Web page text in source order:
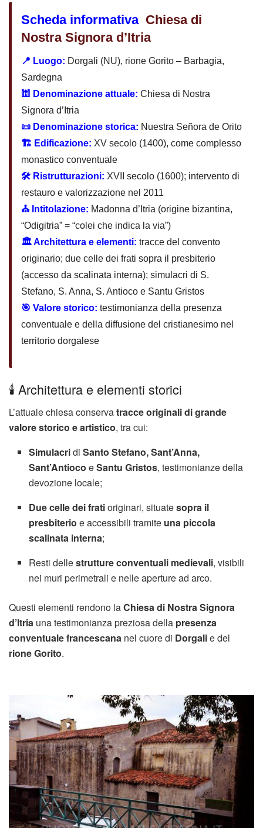
Scheda informativaChiesa di
Nostra Signora d’Itria
📍 Luogo: Dorgali (NU), rione Gorito – Barbagia,
Sardegna
🕍 Denominazione attuale: Chiesa di Nostra
Signora d’Itria
📜 Denominazione storica: Nuestra Señora de Orito
🏗️ Edificazione: XV secolo (1400), come complesso
monastico conventuale
🛠️ Ristrutturazioni: XVII secolo (1600); intervento di
restauro e valorizzazione nel 2011
⛪ Intitolazione: Madonna d’Itria (origine bizantina,
“Odigitria” = “colei che indica la via”)
🏛️ Architettura e elementi: tracce del convento
originario; due celle dei frati sopra il presbiterio
(accesso da scalinata interna); simulacri di S.
Stefano, S. Anna, S. Antioco e Santu Gristos
🎯 Valore storico: testimonianza della presenza
conventuale e della diffusione del cristianesimo nel
territorio dorgalese
🕯️ Architettura e elementi storici
L’attuale chiesa conservatracce originali di grande
valore storico e artistico, tra cui:
SimulacridiSanto Stefano, Sant’Anna,
Sant’Antioco eSantu Gristos, testimonianze della
devozione locale;
Due celle dei fratioriginari, situatesopra il
presbiterio e accessibili tramite una piccola
scalinata interna;
Resti dellestrutture conventuali medievali, visibili
nei muri perimetrali e nelle aperture ad arco.
Questi elementi rendono laChiesa di Nostra Signora
d’Itria una testimonianza preziosa della presenza
conventuale francescana nel cuore di Dorgalie del
rione Gorito.